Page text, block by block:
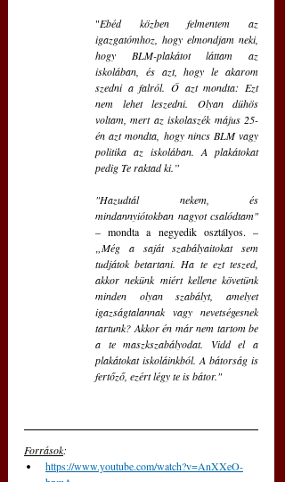
"Ebéd közben felmentem az
igazgatómhoz, hogy elmondjam neki,
hogy BLM-plakátot láttam az
iskolában, és azt, hogy le akarom
szedni a falról. Ő azt mondta: Ezt
nem lehet leszedni. Olyan dühös
voltam, mert az iskolaszék május 25-
én azt mondta, hogy nincs BLM vagy
politika az iskolában. A plakátokat
pedig Te raktad ki.”
"Hazudtál nekem, és
mindannyiótokban nagyot csalódtam"
„Még a saját szabályaitokat sem
tudjátok betartani. Ha te ezt teszed,
akkor nekünk miért kellene követünk
minden olyan szabályt, amelyet
igazságtalannak vagy nevetségesnek
tartunk? Akkor én már nem tartom be
a te maszkszabályodat. Vidd el a
plakátokat iskoláinkból. A bátorság is
fertőző, ezért légy te is bátor."
Források:
https://www.youtube.com/watch?v=AnXXeO-